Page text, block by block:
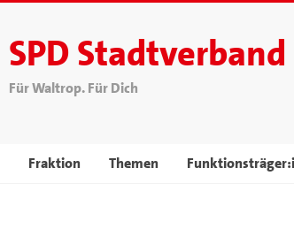
SPD
Für Waltrop. Für Dich
Fraktion Themen